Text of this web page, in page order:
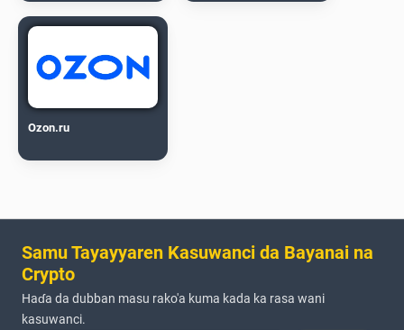
Ozon.ru
Samu Tayayyaren Kasuwanci da Bayanai na
Crypto
Haɗa da dubban masu rako'a kuma kada ka rasa wani
kasuwanci.